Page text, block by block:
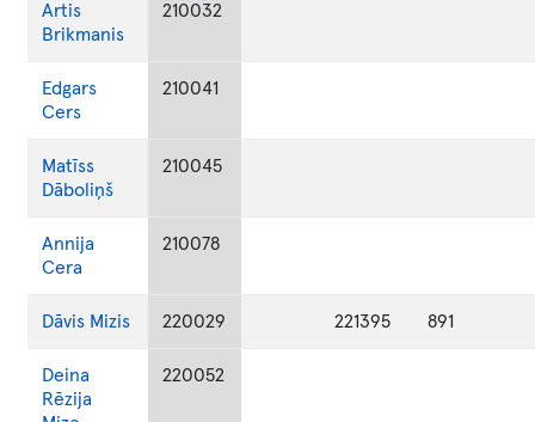
Artis
Brikmanis
210032
Edgars
Cers
210041
Matīss
Dāboliņš
210045
Annija
Cera
210078
Dāvis Mizis 220029 221395 891
Deina
Rēzija
220052